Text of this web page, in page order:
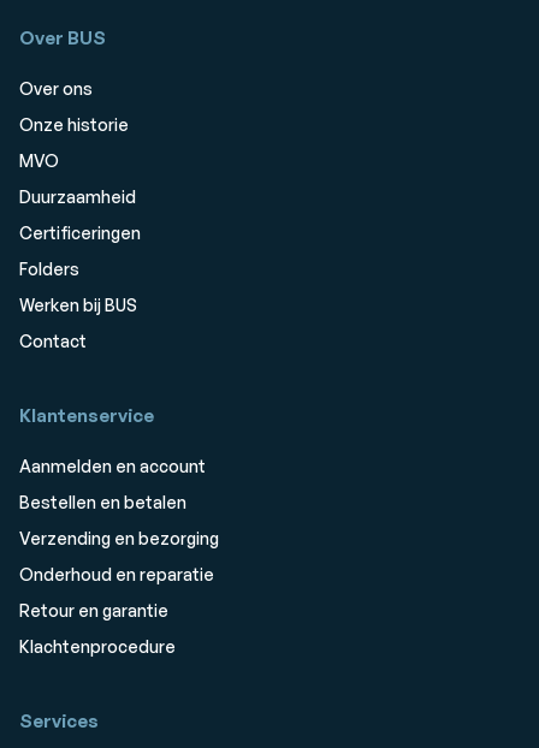
Over BUS
Over ons
Onze historie
MVO
Duurzaamheid
Certificeringen
Folders
Werken bij BUS
Contact
Klantenservice
Aanmelden en account
Bestellen en betalen
Verzending en bezorging
Onderhoud en reparatie
Retour en garantie
Klachtenprocedure
Services